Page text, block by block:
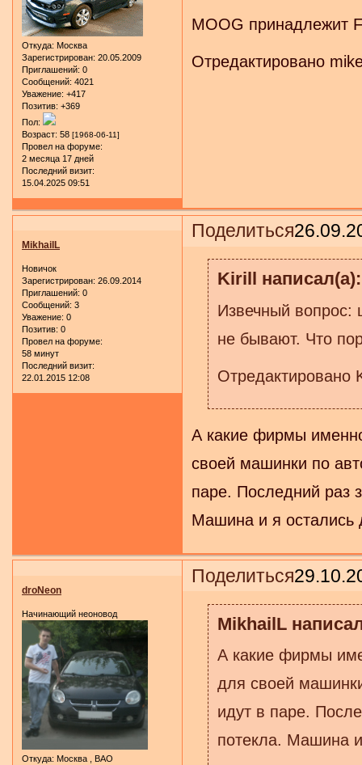
Откуда: Москва
Зарегистрирован: 20.05.2009
Приглашений: 0
Сообщений: 4021
Уважение: +417
Позитив: +369
Пол:
Возраст: 58 [1968-06-11]
Провел на форуме:
2 месяца 17 дней
Последний визит:
15.04.2025 09:51
MOOG принадлежит
Отредактировано
Поделиться
MikhailL
Новичок
Зарегистрирован: 26.09.2014
Приглашений: 0
Сообщений: 3
Уважение: 0
Позитив: 0
Провел на форуме:
58 минут
Последний визит:
22.01.2015 12:08
Kirill написал(а):
Извечный вопрос:
не бывают. Что
Отредактировано
А какие фирмы
своей машинки по
паре. Последний раз
Машина и я остались
Поделиться
droNeon
Начинающий неоновод
Откуда: Москва , ВАО
MikhailL
А какие фирмы
для своей
идут в паре.
потекла. Машина